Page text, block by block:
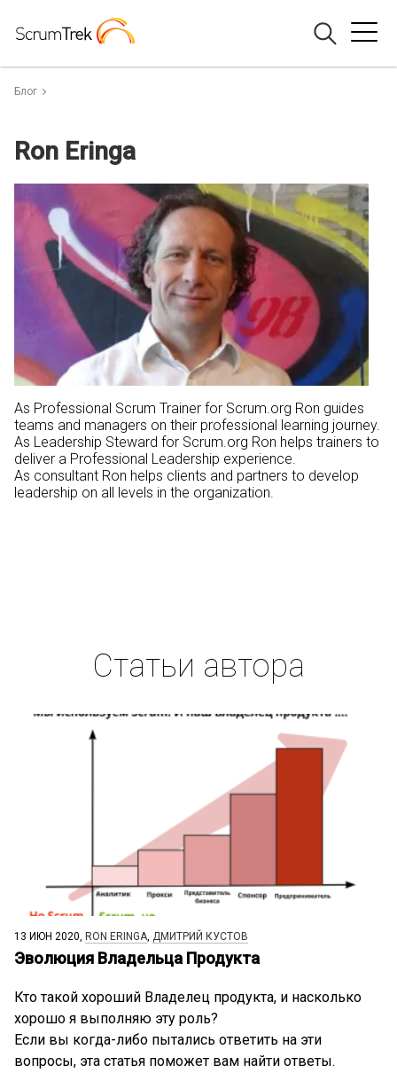
Блог
Ron Eringa
As Professional Scrum Trainer for Scrum.org Ron guides
teams and managers on their professional learning journey.
As Leadership Steward for Scrum.org Ron helps trainers to
deliver a Professional Leadership experience.
As consultant Ron helps clients and partners to develop
leadership on all levels in the organization.
Статьи автора
13 ИЮН 2020, RON ERINGA ДМИТРИЙ КУСТОВ
Эволюция Владельца Продукта
Кто такой хороший Владелец продукта, и насколько
хорошо я выполняю эту роль?
Если вы когда-либо пытались ответить на эти
вопросы, эта статья поможет вам найти ответы.